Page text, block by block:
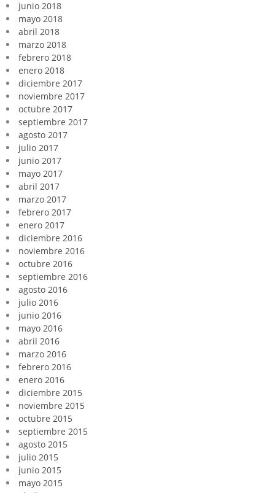
junio 2018
mayo 2018
abril 2018
marzo 2018
febrero 2018
enero 2018
diciembre 2017
noviembre 2017
octubre 2017
septiembre 2017
agosto 2017
julio 2017
junio 2017
mayo 2017
abril 2017
marzo 2017
febrero 2017
enero 2017
diciembre 2016
noviembre 2016
octubre 2016
septiembre 2016
agosto 2016
julio 2016
junio 2016
mayo 2016
abril 2016
marzo 2016
febrero 2016
enero 2016
diciembre 2015
noviembre 2015
octubre 2015
septiembre 2015
agosto 2015
julio 2015
junio 2015
mayo 2015